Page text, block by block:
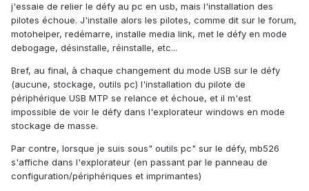
j'essaie de relier le défy au pc en usb, mais l'installation des
pilotes échoue. J'installe alors les pilotes, comme dit sur le forum,
motohelper, redémarre, installe media link, met le défy en mode
debogage, désinstalle, réinstalle, etc...
Bref, au final, à chaque changement du mode USB sur le défy
(aucune, stockage, outils pc) l'installation du pilote de
périphérique USB MTP se relance et échoue, et il m'est
impossible de voir le défy dans l'explorateur windows en mode
stockage de masse.
Par contre, lorsque je suis sous" outils pc" sur le défy, mb526
s'affiche dans l'explorateur (en passant par le panneau de
configuration/périphériques et imprimantes)